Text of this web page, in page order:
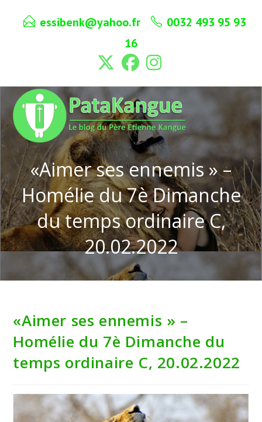
essibenk@yahoo.fr
0032 493 95 93
16
«Aimer ses ennemis » –
Homélie du 7è Dimanche
du temps ordinaire C,
20.02.2022
«Aimer ses ennemis » –
Homélie du 7è Dimanche du
temps ordinaire C, 20.02.2022